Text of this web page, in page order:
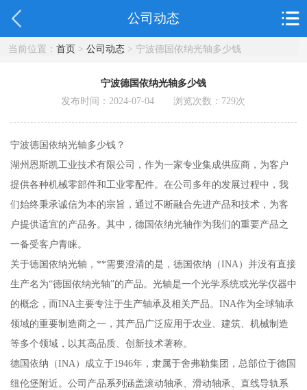
公司动态
当前位置： 首页> 公司动态> 宁波德国依纳光轴多少钱
宁波德国依纳光轴多少钱
发布时间：2024-07-04 浏览次数： 729次
宁波德国依纳光轴多少钱？
湖州恩斯凯工业技术有限公司，作为一家专业集成供应商，为客户
提供各种机械零部件和工业零配件。在公司多年的发展过程中，我
们始终秉承诚信为本的宗旨，通过不断融合先进产品和技术，为客
户提供适宜的产品务。其中，德国依纳光轴作为我们的重要产品之
一备受客户青睐。
关于德国依纳光轴，**需要澄清的是，德国依纳（INA）并没有直接
生产名为“德国依纳光轴”的产品。光轴是一个光学系统或光学仪器中
的概念，而INA主要专注于生产轴承及相关产品。INA作为全球轴承
领域的重要制造商之一，其产品广泛应用于农业、建筑、机械制造
等多个领域，以其高品质、创新技术著称。
德国依纳（INA）成立于1946年，隶属于舍弗勒集团，总部位于德国
纽伦堡附近。公司产品系列涵盖滚动轴承、滑动轴承、直线导轨系